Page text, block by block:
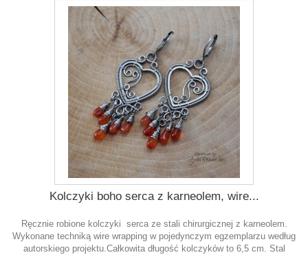
Kolczyki boho serca z karneolem, wire...
Ręcznie robione kolczyki serca ze stali chirurgicznej z karneolem.
Wykonane techniką wire wrapping w pojedynczym egzemplarzu według
autorskiego projektu.Całkowita długość kolczyków to 6,5 cm. Stal